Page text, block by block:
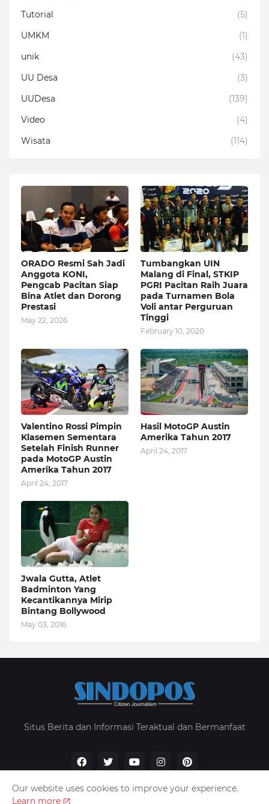
Tutorial
(5)
UMKM
(1)
unik
(43)
UU Desa
(3)
UUDesa
(139)
Video
(4)
Wisata
(114)
ORADO Resmi Sah Jadi
Anggota KONI,
Pengcab Pacitan Siap
Bina Atlet dan Dorong
Prestasi
May 22, 2026
Tumbangkan UIN
Malang di Final, STKIP
PGRI Pacitan Raih Juara
pada Turnamen Bola
Voli antar Perguruan
Tinggi
February 10, 2020
Valentino Rossi Pimpin
Klasemen Sementara
Setelah Finish Runner
pada MotoGP Austin
Amerika Tahun 2017
April 24, 2017
Hasil MotoGP Austin
Amerika Tahun 2017
April 24, 2017
Jwala Gutta, Atlet
Badminton Yang
Kecantikannya Mirip
Bintang Bollywood
May 03, 2016
Situs Berita dan Informasi Teraktual dan Bermanfaat
Our website uses cookies to improve your experience.
Learn more